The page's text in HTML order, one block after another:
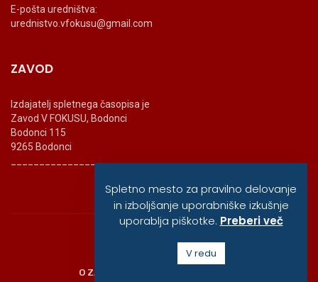
E-pošta uredništva:
urednistvo.vfokusu@gmail.com
ZAVOD
Izdajatelj spletnega časopisa je
Zavod V FOKUSU, Bodonci
Bodonci 115
9265 Bodonci
_______________________
© vfokusu, 2020
O ZAVODU
Spletno mesto za pravilno delovanje
in izboljšanje uporabniške izkušnje
uporablja piškotke. Preberi več
V redu